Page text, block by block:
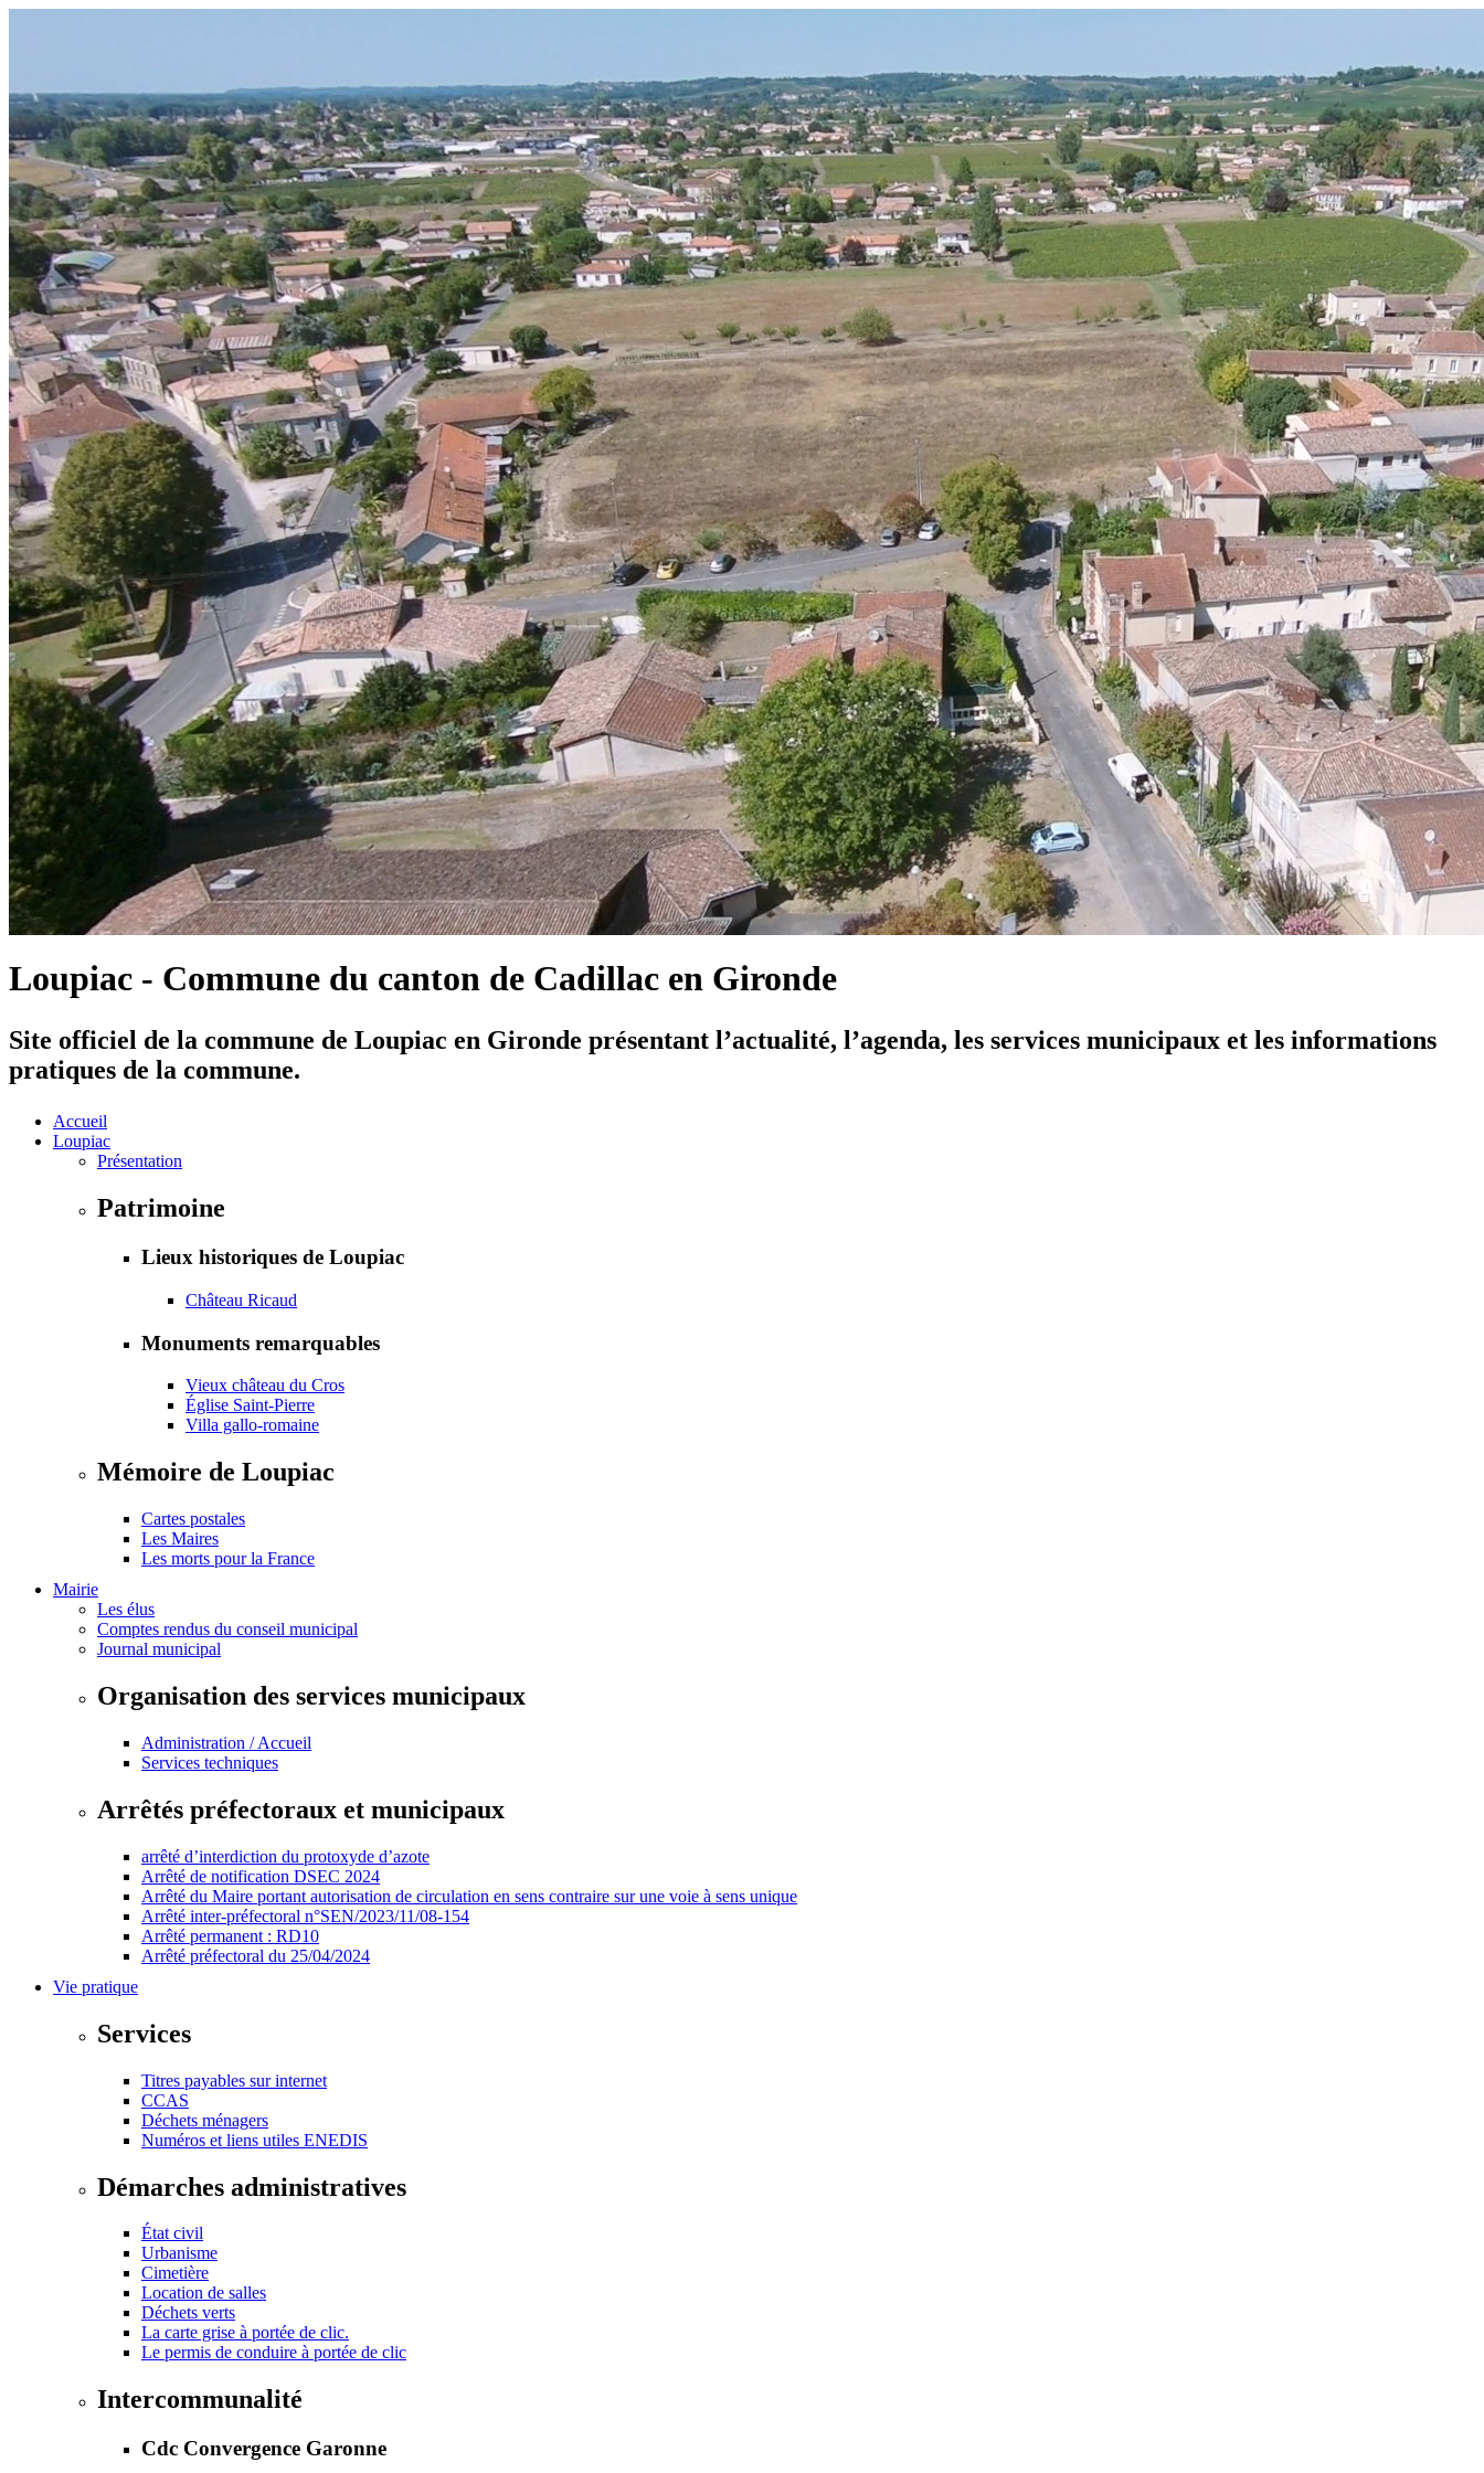
Loupiac - Commune du canton de Cadillac en Gironde
Site officiel de la commune de Loupiac en Gironde présentant l’actualité, l’agenda, les services municipaux et les informations
pratiques de la commune.
Accueil
Loupiac
Présentation
Patrimoine
Lieux historiques de Loupiac
Château Ricaud
Monuments remarquables
Vieux château du Cros
Église Saint-Pierre
Villa gallo-romaine
Mémoire de Loupiac
Cartes postales
Les Maires
Les morts pour la France
Mairie
Les élus
Comptes rendus du conseil municipal
Journal municipal
Organisation des services municipaux
Administration / Accueil
Services techniques
Arrêtés préfectoraux et municipaux
arrêté d’interdiction du protoxyde d’azote
Arrêté de notification DSEC 2024
Arrêté du Maire portant autorisation de circulation en sens contraire sur une voie à sens unique
Arrêté inter-préfectoral n°SEN/2023/11/08-154
Arrêté permanent : RD10
Arrêté préfectoral du 25/04/2024
Vie pratique
Services
Titres payables sur internet
CCAS
Déchets ménagers
Numéros et liens utiles ENEDIS
Démarches administratives
État civil
Urbanisme
Cimetière
Location de salles
Déchets verts
La carte grise à portée de clic.
Le permis de conduire à portée de clic
Intercommunalité
Cdc Convergence Garonne